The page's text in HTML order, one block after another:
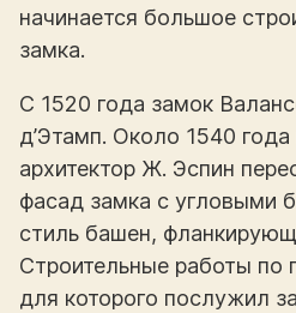
начинается большое
замка.
С 1520 года замок
д’Этамп. Около 1540
архитектор Ж. Эспин
фасад замка с угловыми
стиль башен,
Строительные работы по
для которого послужил